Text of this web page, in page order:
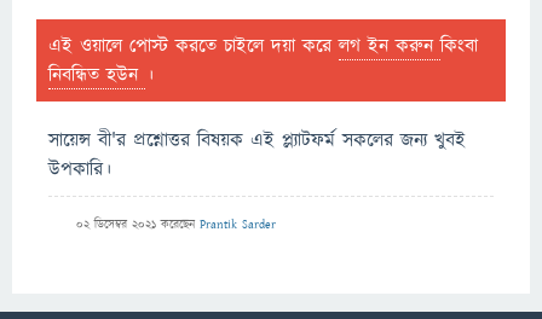
এই ওয়ালে পোস্ট করতে চাইলে দয়া করেলগ ইন করুনকিংবা
নিবন্ধিত হউন ।
সায়েন্স বী'র প্রশ্নোত্তর বিষয়ক এই প্ল্যাটফর্ম সকলের জন্য খুবই
উপকারি।
02 ডিসেম্বর 2021 করেছেন Prantik Sarder